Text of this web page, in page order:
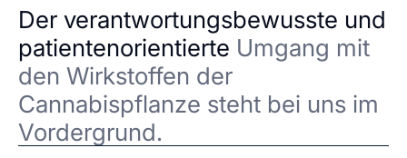
Der verantwortungsbewusste und
patientenorientierte Umgang mit
den Wirkstoffen der
Cannabispflanze steht bei uns im
Vordergrund.